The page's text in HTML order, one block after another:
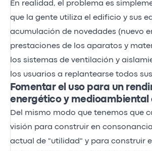
En realidad, el problema es
que la gente utiliza el edificio y sus
acumulación de novedades (nuevo
prestaciones de los aparatos y
los sistemas de ventilación y
los usuarios a replantearse todos
Fomentar el uso para un
energético y medioambiental
Del mismo modo que tenemos que
visión para construir en
actual de "utilidad" y para construir